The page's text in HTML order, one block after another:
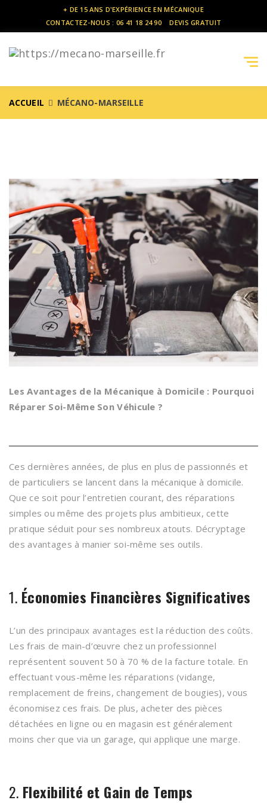
+ DE 15 ANS D'EXPÉRIENCE EN MÉCANIQUE
CONTACTEZ-NOUS : 06 41 18 24 90
DEVIS GRATUIT
ACCUEIL MÉCANO-MARSEILLE
Les Avantages de la Mécanique à Domicile : Pourquoi
Réparer Soi-Même Son Véhicule ?
Ces dernières années, de plus en plus de passionnés et
de particuliers se lancent dans la mécanique à domicile.
Que ce soit pour l’entretien courant, des réparations
simples ou même des projets plus ambitieux, cette
pratique séduit pour ses nombreux atouts. Décryptage
des avantages à manier soi-même ses outils.
1. Économies Financières Significatives
L’un des principaux avantages est la réduction des coûts.
Les frais de main-d’œuvre chez un professionnel
représentent souvent 50 à 70 % de la facture totale. En
effectuant vous-même les réparations (vidange,
remplacement de freins, changement de bougies), vous
économisez ces frais. De plus, acheter des pièces
détachées en ligne ou en magasin est généralement
moins cher que via un garage, qui applique une marge.
2. Flexibilité et Gain de Temps